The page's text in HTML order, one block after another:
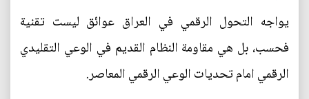
يواجه التحول الرقمي في العراق عوائق ليست تقنية
فحسب، بل هي مقاومة النظام القديم في الوعي التقليدي
الرقمي امام تحديات الوعي الرقمي المعاصر.